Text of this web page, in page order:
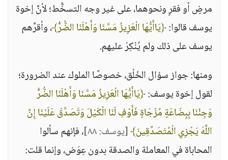
مرضٍ أو فقرٍ ونحوهما، على غير وجه التسخُّط؛ لأنَّ إخوة
يوسف قالوا:﴿يَاأَيُّهَا الْعَزِيزُ مَسَّنَا وَأَهْلَنَا الضُّرُّ﴾، وأقرَّهم
يوسف على ذلك ولم يُنْكِرْ عليهم.
ومنها: جواز سؤال الخَلْق، خصوصًا الملوك عند الضرورة؛
لقول إخوة يوسف:﴿يَاأَيُّهَا الْعَزِيزُ مَسَّنَا وَأَهْلَنَا الضُّرُّ
وَجِئْنَا بِبِضَاعَةٍ مُزْجَاةٍ فَأَوْفِ لَنَا الْكَيْلَ وَتَصَدَّقْ عَلَيْنَا إِنَّ
اللَّهَ يَجْزِي الْمُتَصَدِّقِينَ﴾[يوسف: ٨٨]
، فإنهم سألوا
المحاباة في المعاملة والصدقة بدون عِوَض، وإنما قلت: